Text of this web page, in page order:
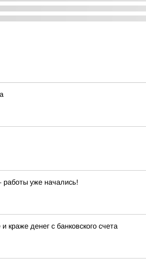
работы уже начались!
денег с банковского счета